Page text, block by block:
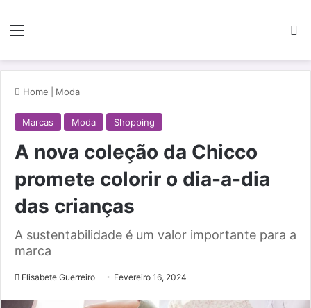
Menu
Home Moda
Marcas Moda Shopping
A nova coleção da Chicco
promete colorir o dia-a-dia
das crianças
A sustentabilidade é um valor importante para a
marca
Elisabete Guerreiro Fevereiro 16, 2024